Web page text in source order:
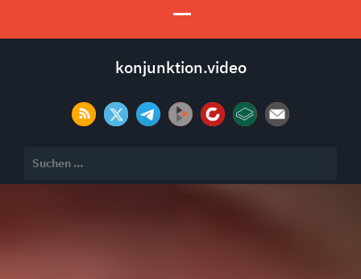
konjunktion.video
nach: